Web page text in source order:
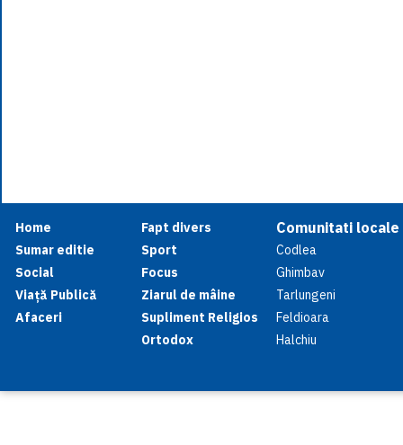
Home
Sumar editie
Social
Viață Publică
Afaceri
Fapt divers
Sport
Focus
Ziarul de mâine
Supliment Religios
Ortodox
Comunitati locale
Codlea
Ghimbav
Tarlungeni
Feldioara
Halchiu